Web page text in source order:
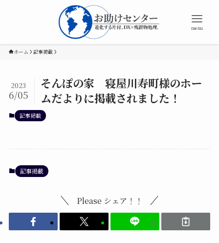
menu
ホーム 記事掲載
そんぽの家 寝屋川寿町様のホー
ムだよりに掲載されました！
2023
6/05
記事掲載
記事掲載
Please シェア！！